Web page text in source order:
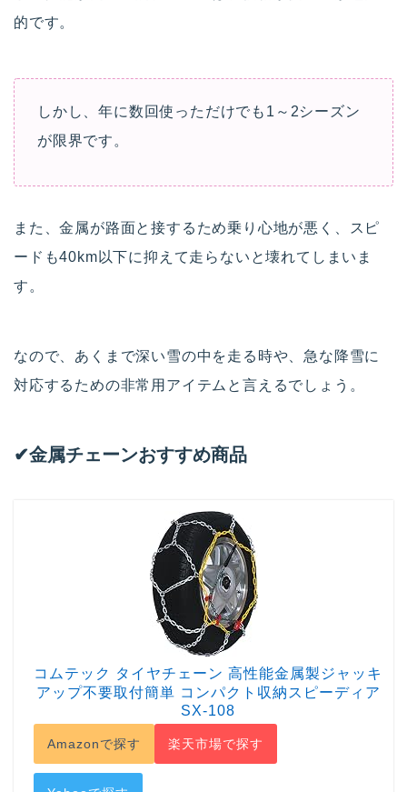
的です。
しかし、年に数回使っただけでも1～2シーズン
が限界です。
また、金属が路面と接するため乗り心地が悪く、スピ
ードも40km以下に抑えて走らないと壊れてしまいま
す。
なので、あくまで深い雪の中を走る時や、急な降雪に
対応するための非常用アイテムと言えるでしょう。
✔︎金属チェーンおすすめ商品
コムテック タイヤチェーン 高性能金属製ジャッキ
アップ不要取付簡単 コンパクト収納スピーディア
SX-108
Amazonで探す 楽天市場で探す